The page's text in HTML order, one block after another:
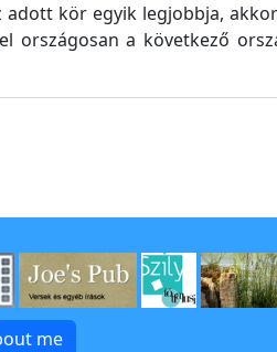
kör egyik legjobbja,
országosan a következő
me